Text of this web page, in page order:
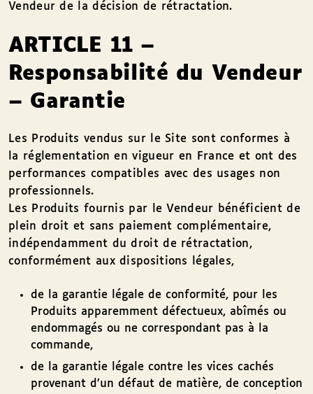
Vendeur de la décision de rétractation.
ARTICLE 11 –
Responsabilité du Vendeur
– Garantie
Les Produits vendus sur le Site sont conformes à
la réglementation en vigueur en France et ont des
performances compatibles avec des usages non
professionnels.
Les Produits fournis par le Vendeur bénéficient de
plein droit et sans paiement complémentaire,
indépendamment du droit de rétractation,
conformément aux dispositions légales,
de la garantie légale de conformité, pour les
Produits apparemment défectueux, abîmés ou
endommagés ou ne correspondant pas à la
commande,
de la garantie légale contre les vices cachés
provenant d’un défaut de matière, de conception